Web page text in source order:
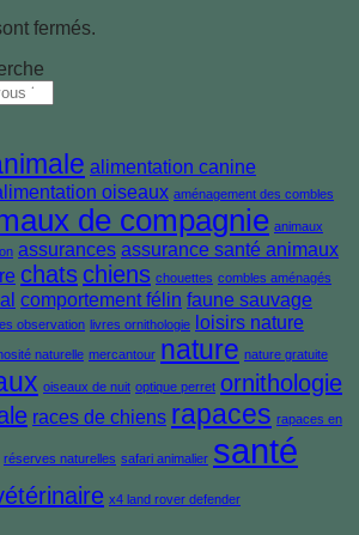
fermés.
alimentation canine
oiseaux aménagement des combles
de compagnie animaux
assurances assurance santé animaux
chats chiens chouettes combles aménagés
comportement félin faune sauvage
observation livres ornithologie
loisirs nature
naturelle mercantour nature nature gratuite
oiseaux de nuit optique perret ornithologie
races de chiens rapaces rapaces en
réserves naturelles safari animalier santé
x4 land rover defender